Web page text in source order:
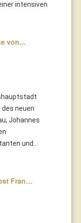
intensiven
von…
des neuen
Johannes
und...
Fran…